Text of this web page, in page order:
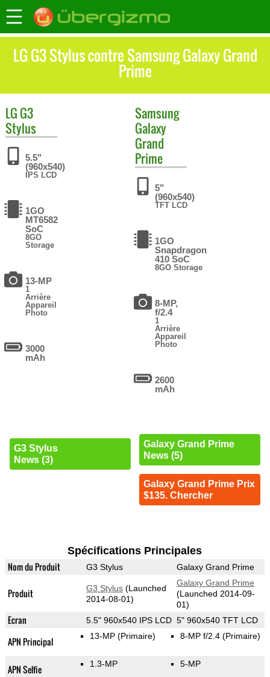
LG G3 Stylus contre Samsung Galaxy Grand
Prime
LG G3
Stylus
5.5"
(960x540)
IPS LCD
1GO
MT6582
SoC
8GO
Storage
13-MP
1
Arrière
Appareil
Photo
3000
mAh
G3 Stylus
News (3)
Samsung
Galaxy
Grand
Prime
5"
(960x540)
TFT LCD
1GO
Snapdragon
410 SoC
8GO Storage
8-MP,
f/2.4
1
Arrière
Appareil
Photo
2600
mAh
Galaxy Grand Prime
News (5)
Galaxy Grand Prime Prix
$135. Chercher
Spécifications Principales
Nom du Produit G3 Stylus Galaxy Grand Prime
Produit G3 Stylus(Launched
2014-08-01)
Galaxy Grand Prime
(Launched 2014-09-
01)
Ecran 5.5" 960x540 IPS LCD 5" 960x540 TFT LCD
APN Principal 13-MP (Primaire) 8-MP f/2.4 (Primaire)
APN Selfie 1.3-MP 5-MP